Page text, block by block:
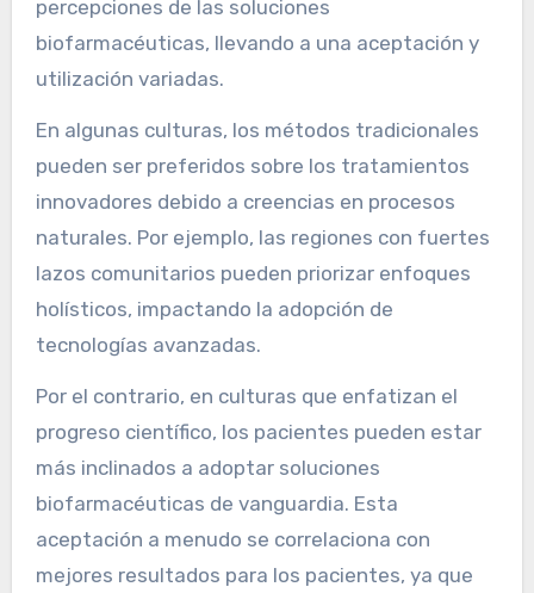
percepciones de las soluciones
biofarmacéuticas, llevando a una aceptación y
utilización variadas.
En algunas culturas, los métodos tradicionales
pueden ser preferidos sobre los tratamientos
innovadores debido a creencias en procesos
naturales. Por ejemplo, las regiones con fuertes
lazos comunitarios pueden priorizar enfoques
holísticos, impactando la adopción de
tecnologías avanzadas.
Por el contrario, en culturas que enfatizan el
progreso científico, los pacientes pueden estar
más inclinados a adoptar soluciones
biofarmacéuticas de vanguardia. Esta
aceptación a menudo se correlaciona con
mejores resultados para los pacientes, ya que